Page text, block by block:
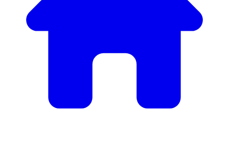
Il Nostro Catalogo Mobili